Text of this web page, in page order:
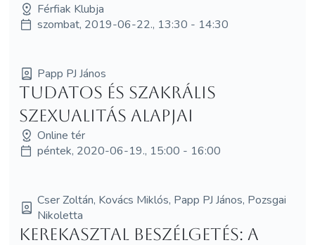
Férfiak Klubja
szombat, 2019-06-22., 13:30 - 14:30
Papp PJ János
Tudatos és szakrális
szexualitás alapjai
Online tér
péntek, 2020-06-19., 15:00 - 16:00
Cser Zoltán, Kovács Miklós, Papp PJ János, Pozsgai
Nikoletta
Kerekasztal beszélgetés: A